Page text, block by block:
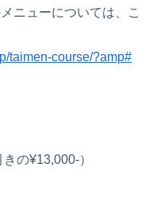
ニューについては、こ
taimen-course/?amp#
の¥13,000-）